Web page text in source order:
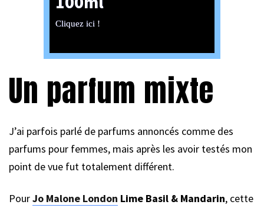
Cliquez ici !
Un parfum mixte
J’ai parfois parlé de parfums annoncés comme des
parfums pour femmes, mais après les avoir testés mon
point de vue fut totalement différent.
PourJo Malone London Lime Basil & Mandarin, cette